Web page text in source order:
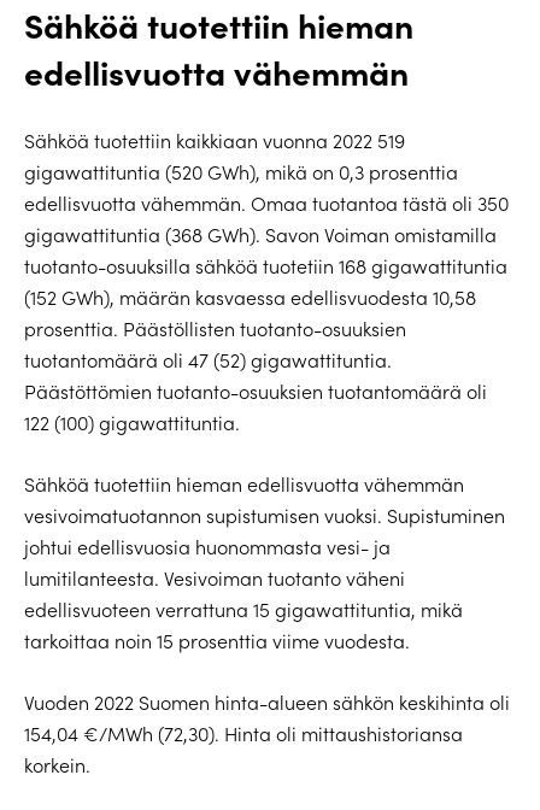
Sähköä tuotettiin hieman
edellisvuotta vähemmän
Sähköä tuotettiin kaikkiaan vuonna 2022 519
gigawattituntia (520 GWh), mikä on 0,3 prosenttia
edellisvuotta vähemmän. Omaa tuotantoa tästä oli 350
gigawattituntia (368 GWh). Savon Voiman omistamilla
tuotanto-osuuksilla sähköä tuotetiin 168 gigawattituntia
(152 GWh), määrän kasvaessa edellisvuodesta 10,58
prosenttia. Päästöllisten tuotanto-osuuksien
tuotantomäärä oli 47 (52) gigawattituntia.
Päästöttömien tuotanto-osuuksien tuotantomäärä oli
122 (100) gigawattituntia.
Sähköä tuotettiin hieman edellisvuotta vähemmän
vesivoimatuotannon supistumisen vuoksi. Supistuminen
johtui edellisvuosia huonommasta vesi- ja
lumitilanteesta. Vesivoiman tuotanto väheni
edellisvuoteen verrattuna 15 gigawattituntia, mikä
tarkoittaa noin 15 prosenttia viime vuodesta.
Vuoden 2022 Suomen hinta-alueen sähkön keskihinta oli
154,04 €/MWh (72,30). Hinta oli mittaushistoriansa
korkein.